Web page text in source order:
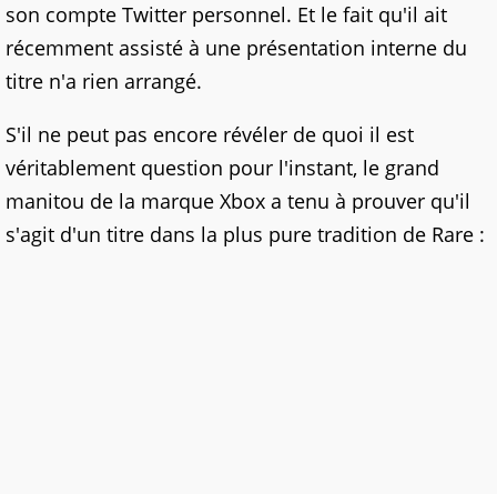
son compte Twitter personnel. Et le fait qu'il ait
récemment assisté à une présentation interne du
titre n'a rien arrangé.
S'il ne peut pas encore révéler de quoi il est
véritablement question pour l'instant, le grand
manitou de la marque Xbox a tenu à prouver qu'il
s'agit d'un titre dans la plus pure tradition de Rare :